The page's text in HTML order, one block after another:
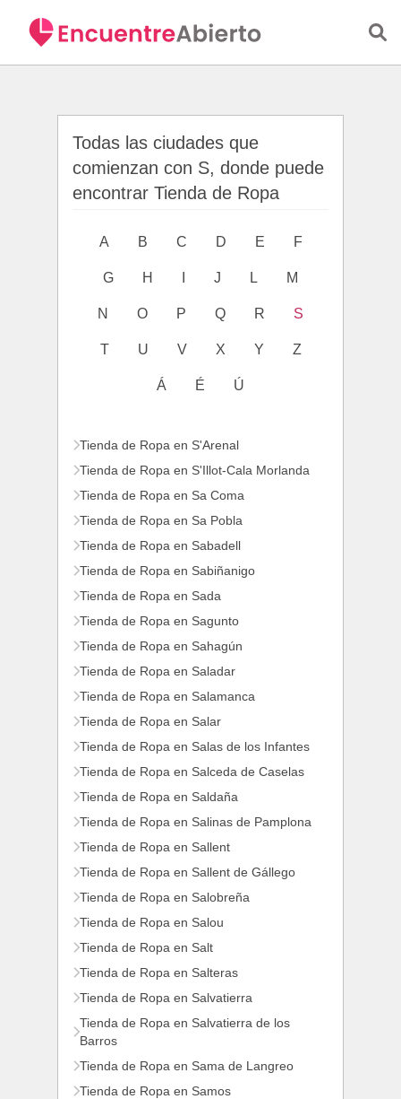
Todas las ciudades que
comienzan con S, donde puede
encontrar Tienda de Ropa
A B C D E F
G H J L M
N O P Q R S
T U V X Y Z
Á É Ú
Tienda de Ropa en S'Arenal
Tienda de Ropa en S'Illot-Cala Morlanda
Tienda de Ropa en Sa Coma
Tienda de Ropa en Sa Pobla
Tienda de Ropa en Sabadell
Tienda de Ropa en Sabiñanigo
Tienda de Ropa en Sada
Tienda de Ropa en Sagunto
Tienda de Ropa en Sahagún
Tienda de Ropa en Saladar
Tienda de Ropa en Salamanca
Tienda de Ropa en Salar
Tienda de Ropa en Salas de los Infantes
Tienda de Ropa en Salceda de Caselas
Tienda de Ropa en Saldaña
Tienda de Ropa en Salinas de Pamplona
Tienda de Ropa en Sallent
Tienda de Ropa en Sallent de Gállego
Tienda de Ropa en Salobreña
Tienda de Ropa en Salou
Tienda de Ropa en Salt
Tienda de Ropa en Salteras
Tienda de Ropa en Salvatierra
Tienda de Ropa en Salvatierra de los
Barros
Tienda de Ropa en Sama de Langreo
Tienda de Ropa en Samos